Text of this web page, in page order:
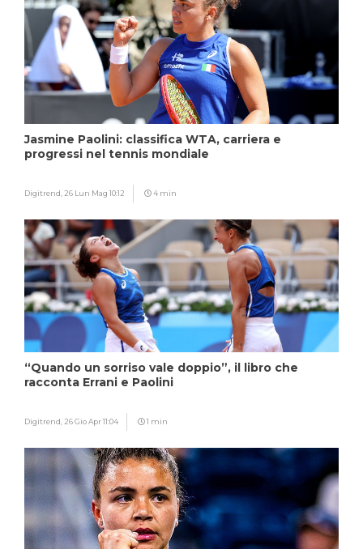
Jasmine Paolini: classifica WTA, carriera e
progressi nel tennis mondiale
Digitrend, 26 Lun Mag 10:12 4 min
“Quando un sorriso vale doppio”, il libro che
racconta Errani e Paolini
Digitrend, 26 Gio Apr 11:04 1 min